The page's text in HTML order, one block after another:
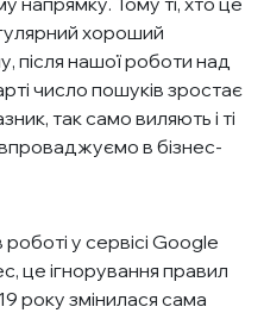
хороший
після нашої роботи над
число пошуків зростає
так само виляють і ті
впроваджуємо в бізнес-
у сервісі Google
це ігнорування правил
року змінилася сама